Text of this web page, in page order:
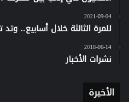
2021-09-04
للمرة الثالثة خلال أسابيع..
2018-06-14
نشرات الأخبار
الأخيرة